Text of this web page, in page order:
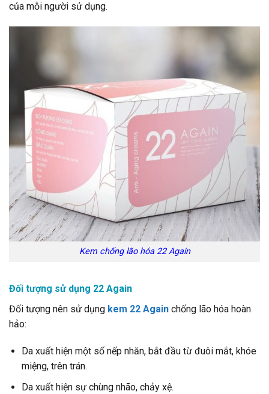
của mỗi người sử dụng.
Kem chống lão hóa 22 Again
Đối tượng sử dụng 22 Again
Đối tượng nên sử dụng kem 22 Again chống lão hóa hoàn
hảo:
Da xuất hiện một số nếp nhăn, bắt đầu từ đuôi mắt, khóe
miệng, trên trán.
Da xuất hiện sự chùng nhão, chảy xệ.